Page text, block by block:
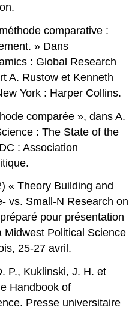
comparative :
» Dans
: Global Research
A. Rustow et Kenneth
York : Harper Collins.
comparée », dans A.
: The State of the
: Association
« Theory Building and
vs. Small-N Research on
pour présentation
Midwest Political Science
25-27 avril.
P., Kuklinski, J. H. et
Handbook of
Presse universitaire